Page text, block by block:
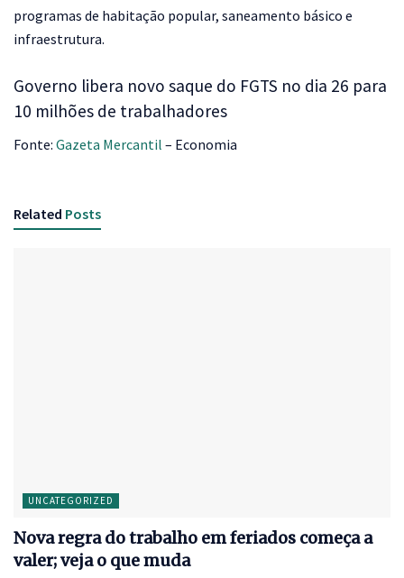
programas de habitação popular, saneamento básico e
infraestrutura.
Governo libera novo saque do FGTS no dia 26 para
10 milhões de trabalhadores
Fonte: Gazeta Mercantil – Economia
Related Posts
UNCATEGORIZED
Nova regra do trabalho em feriados começa a
valer; veja o que muda